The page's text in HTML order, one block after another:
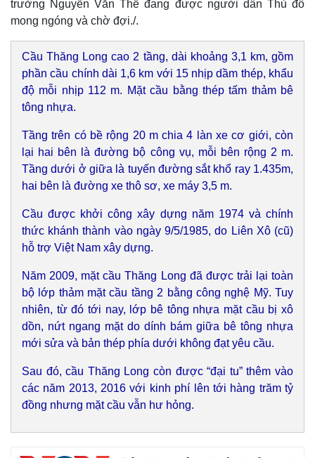
trưởng Nguyễn Văn Thể đang được người dân Thủ đô
mong ngóng và chờ đợi./.
Cầu Thăng Long cao 2 tầng, dài khoảng 3,1 km, gồm
phần cầu chính dài 1,6 km với 15 nhịp dầm thép, khẩu
độ mỗi nhịp 112 m. Mặt cầu bằng thép tấm thảm bê
tông nhựa.
Tầng trên có bề rộng 20 m chia 4 làn xe cơ giới, còn
lại hai bên là đường bộ công vụ, mỗi bên rộng 2 m.
Tầng dưới ở giữa là tuyến đường sắt khổ ray 1.435m,
hai bên là đường xe thô sơ, xe máy 3,5 m.
Cầu được khởi công xây dựng năm 1974 và chính
thức khánh thành vào ngày 9/5/1985, do Liên Xô (cũ)
hỗ trợ Việt Nam xây dựng.
Năm 2009, mặt cầu Thăng Long đã được trải lại toàn
bộ lớp thảm mặt cầu tầng 2 bằng công nghệ Mỹ. Tuy
nhiên, từ đó tới nay, lớp bê tông nhựa mặt cầu bị xô
dồn, nứt ngang mặt do dính bám giữa bê tông nhựa
mới sửa và bản thép phía dưới không đạt yêu cầu.
Sau đó, cầu Thăng Long còn được “đại tu” thêm vào
các năm 2013, 2016 với kinh phí lên tới hàng trăm tỷ
đồng nhưng mặt cầu vẫn hư hỏng.